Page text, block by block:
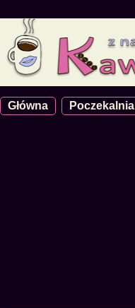
Główna Poczekalnia